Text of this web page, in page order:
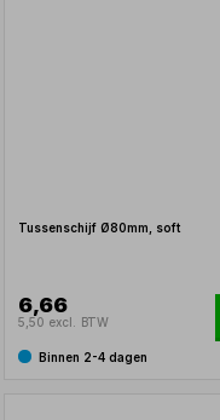
Tussenschijf Ø80mm, soft
6,66
5,50 excl. BTW
Binnen 2-4 dagen